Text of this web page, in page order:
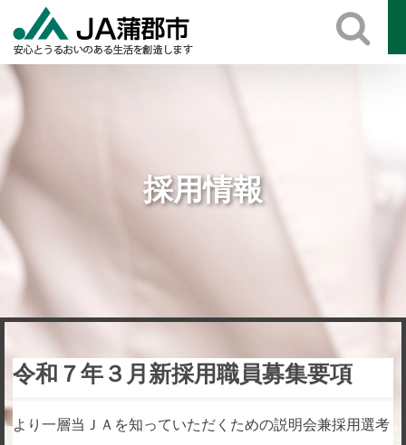
content
採用情報
令和７年３月新採用職員募集要項
より一層当ＪＡを知っていただくための説明会兼採用選考